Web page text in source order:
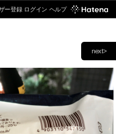
ー登録 ログイン ヘルプ
next>